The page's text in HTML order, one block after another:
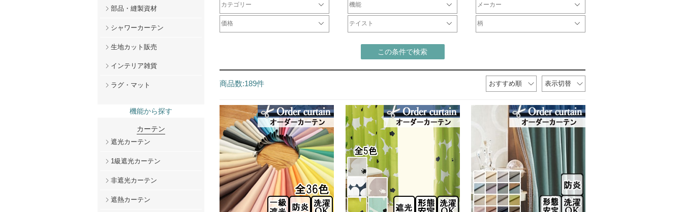
カテゴリー
ドレープ
レース
機能
遮光カーテン
一級遮光カーテン
非遮光ドレープ
防炎カーテン
遮熱カーテン
ウォッシャブルカーテン
形状記憶カーテン
防音カーテン
天然素材
ミラーレース
非ミラーレース
UVカットレース
防炎レース
刺繍レース
防虫レース
断熱レース
光触媒レース
防音レース
遮熱レース
チュールレース
ドレープ
レース
メーカー
オリジナル
サンゲツ
ジブリ
ディズニー
DesignLife
Finlayson
plune
WaveSalad
WilliamMorris
マリメッコ
ULife
ムーミン
価格 テイスト 柄
この条件で検索
商品数:189件 おすすめ順 表示切替
部品・縫製資材
シャワーカーテン
生地カット販売
インテリア雑貨
ラグ・マット
機能から探す
カーテン
遮光カーテン
1級遮光カーテン
非遮光カーテン
遮熱カーテン